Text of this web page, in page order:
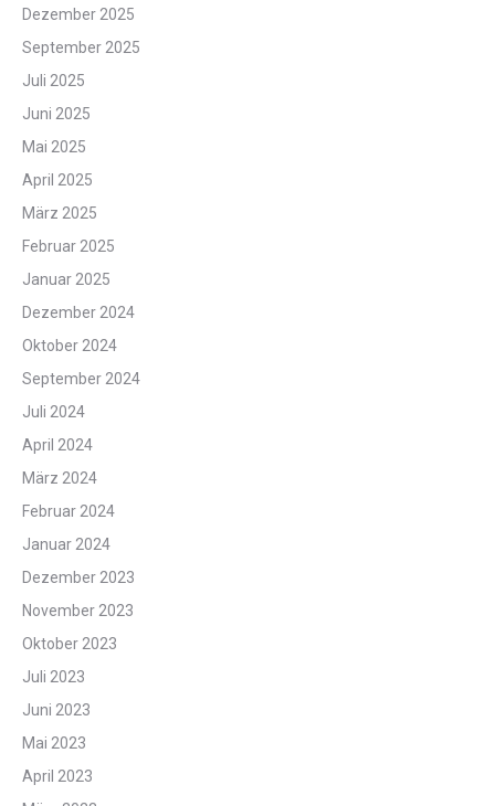
Dezember 2025
September 2025
Juli 2025
Juni 2025
Mai 2025
April 2025
März 2025
Februar 2025
Januar 2025
Dezember 2024
Oktober 2024
September 2024
Juli 2024
April 2024
März 2024
Februar 2024
Januar 2024
Dezember 2023
November 2023
Oktober 2023
Juli 2023
Juni 2023
Mai 2023
April 2023